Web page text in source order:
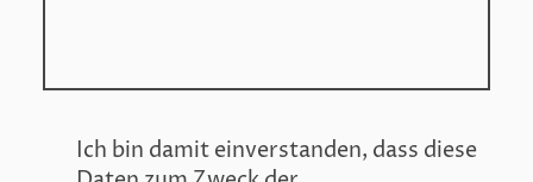
Ich bin damit einverstanden, dass diese